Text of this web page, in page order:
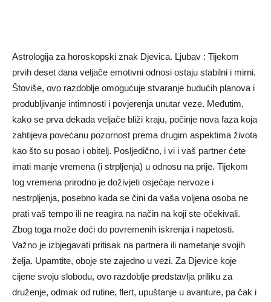
Astrologija za horoskopski znak Djevica. Ljubav : Tijekom
prvih deset dana veljače emotivni odnosi ostaju stabilni i mirni.
Štoviše, ovo razdoblje omogućuje stvaranje budućih planova i
produbljivanje intimnosti i povjerenja unutar veze. Međutim,
kako se prva dekada veljače bliži kraju, počinje nova faza koja
zahtijeva povećanu pozornost prema drugim aspektima života
kao što su posao i obitelj. Posljedično, i vi i vaš partner ćete
imati manje vremena (i strpljenja) u odnosu na prije. Tijekom
tog vremena prirodno je doživjeti osjećaje nervoze i
nestrpljenja, posebno kada se čini da vaša voljena osoba ne
prati vaš tempo ili ne reagira na način na koji ste očekivali.
Zbog toga može doći do povremenih iskrenja i napetosti.
Važno je izbjegavati pritisak na partnera ili nametanje svojih
želja. Upamtite, oboje ste zajedno u vezi. Za Djevice koje
cijene svoju slobodu, ovo razdoblje predstavlja priliku za
druženje, odmak od rutine, flert, upuštanje u avanture, pa čak i